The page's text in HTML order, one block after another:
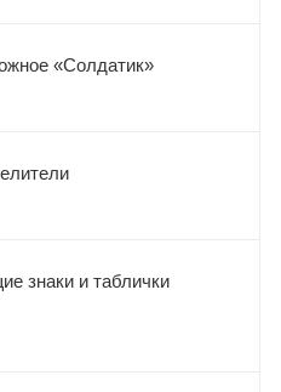
«Солдатик»
знаки и таблички